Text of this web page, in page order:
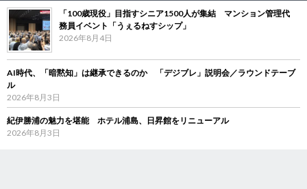
「100歳現役」目指すシニア1500人が集結 マンション管理代
務員イベント「うぇるねすシップ」
2026年8月4日
AI時代、「暗黙知」は継承できるのか 「デジブレ」説明会／ラウンドテーブ
ル
2026年8月3日
紀伊勝浦の魅力を堪能 ホテル浦島、日昇館をリニューアル
2026年8月3日